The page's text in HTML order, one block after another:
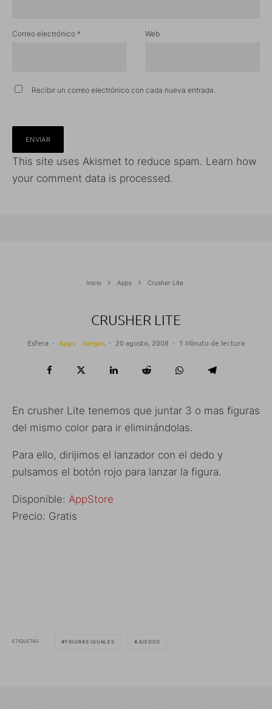
Correo electrónico * Web
Recibir un correo electrónico con cada nueva entrada.
This site uses Akismet to reduce spam. Learn how
your comment data is processed.
Inicio Apps Crusher Lite
CRUSHER LITE
Esfera · Apps Juegos · 20 agosto, 2008 · 1 Minuto de lectura
En crusher Lite tenemos que juntar 3 o mas figuras
del mismo color para ir eliminándolas.
Para ello, dirijimos el lanzador con el dedo y
pulsamos el botón rojo para lanzar la figura.
Disponible: AppStore
Precio: Gratis
ETIQUETAS FIGURAS IGUALES JUEGOS